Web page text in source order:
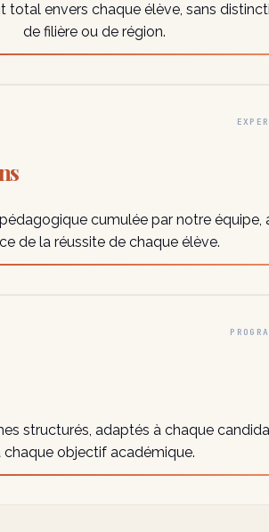
total envers chaque élève, sans
de filière ou de région.
cumulée par notre équipe,
de la réussite de chaque élève.
structurés, adaptés à chaque
chaque objectif académique.